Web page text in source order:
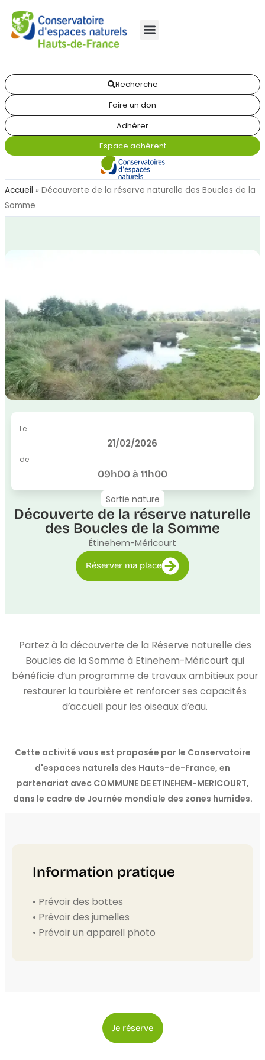
Recherche
Faire un don
Adhérer
Espace adhérent
Accueil » Découverte de la réserve naturelle des Boucles de la
Somme
Le
21/02/2026
de
09h00 à 11h00
Sortie nature
Découverte de la réserve naturelle
des Boucles de la Somme
Étinehem-Méricourt
Réserver ma place
Partez à la découverte de la Réserve naturelle des
Boucles de la Somme à Etinehem-Méricourt qui
bénéficie d’un programme de travaux ambitieux pour
restaurer la tourbière et renforcer ses capacités
d’accueil pour les oiseaux d’eau.
Cette activité vous est proposée par le Conservatoire
d'espaces naturels des Hauts-de-France, en
partenariat avec COMMUNE DE ETINEHEM-MERICOURT,
dans le cadre de Journée mondiale des zones humides.
Information pratique
• Prévoir des bottes
• Prévoir des jumelles
• Prévoir un appareil photo
Je réserve